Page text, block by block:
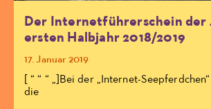
Der Internetführerschein der
ersten Halbjahr 2018/2019
17. Januar 2019
[ “ “ “ „]Bei der „Internet-
die